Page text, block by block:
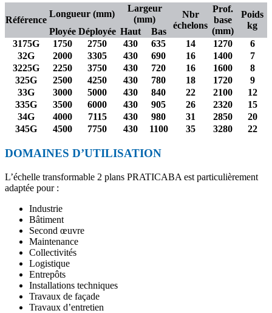
Référence
Longueur (mm)
Largeur
(mm)
Nbr
échelons
Prof.
base
(mm)
Poids
kg
Ployée Déployée Haut
Bas
3175G
1750 2750 430 635 14 1270
6
32G
2000 3305 430 690 16 1400
7
3225G
2250 3750 430 720 16 1600
8
325G
2500 4250 430 780 18 1720
9
33G
3000 5000 430 840 22 2100
12
335G
3500 6000 430 905 26 2320
15
34G
4000 7115 430 980 31 2850
20
345G
4500 7750 430 1100 35 3280 22
DOMAINES D’UTILISATION
L’échelle transformable 2 plans PRATICABA est particulièrement
adaptée pour :
Industrie
Bâtiment
Second œuvre
Maintenance
Collectivités
Logistique
Entrepôts
Installations techniques
Travaux de façade
Travaux d’entretien